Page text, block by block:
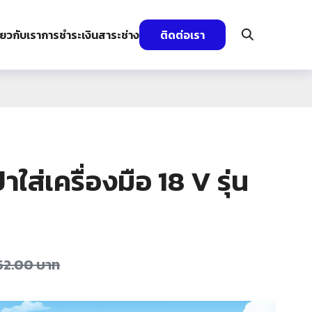
วกับเราการชำระเงินสาระช่าง ติดต่อเรา
ใส่เครื่องมือ 18 V รุ่น
บาท